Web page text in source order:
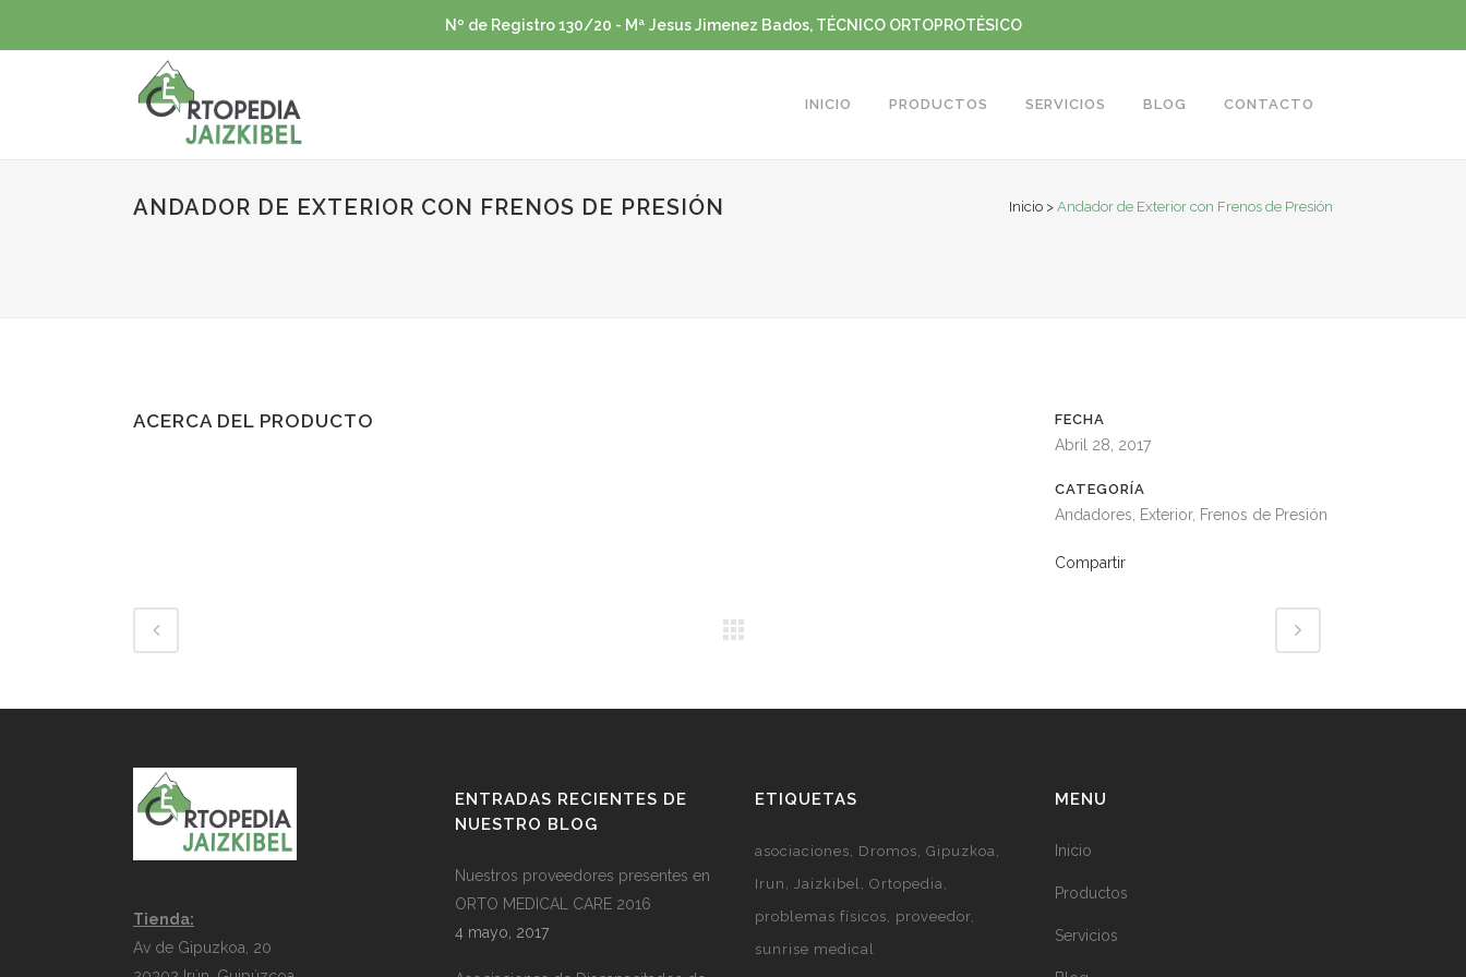
Nº de Registro 130/20 - Mª Jesus Jimenez Bados, TÉCNICO ORTOPROTÉSICO
INICIO PRODUCTOS SERVICIOS BLOG CONTACTO
ANDADOR DE EXTERIOR CON FRENOS DE PRESIÓN Inicio > Andador de Exterior con Frenos de Presión
ACERCA DEL PRODUCTO FECHA
Abril 28, 2017
CATEGORÍA
Andadores, Exterior, Frenos de Presión
Compartir
Tienda:
Av de Gipuzkoa, 20
ENTRADAS RECIENTES DE
NUESTRO BLOG
Nuestros proveedores presentes en
ORTO MEDICAL CARE 2016
4 mayo, 2017
ETIQUETAS
asociaciones Dromos Gipuzkoa
Irun
Jaizkibel Ortopedia
problemas físicos
proveedor
sunrise medical
MENU
Inicio
Productos
Servicios